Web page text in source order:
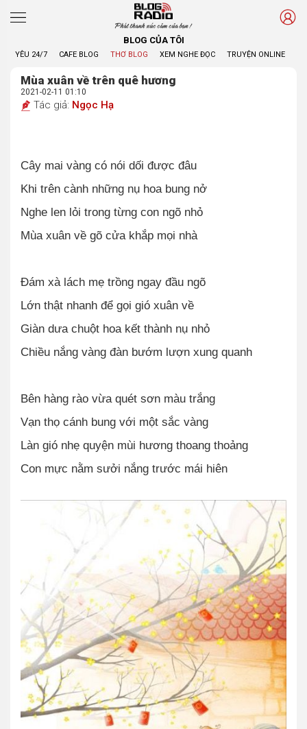
Phát thanh xúc cảm của bạn !
BLOG CỦA TÔI
YÊU 24/7 CAFE BLOG THƠ BLOG XEM NGHE ĐỌC TRUYỆN ONLINE
Mùa xuân về trên quê hương
2021-02-11 01:10
Tác giả: Ngọc Hạ
Cây mai vàng có nói dối được đâu
Khi trên cành những nụ hoa bung nở
Nghe len lỏi trong từng con ngõ nhỏ
Mùa xuân về gõ cửa khắp mọi nhà
Đám xà lách mẹ trồng ngay đầu ngõ
Lớn thật nhanh để gọi gió xuân về
Giàn dưa chuột hoa kết thành nụ nhỏ
Chiều nắng vàng đàn bướm lượn xung quanh
Bên hàng rào vừa quét sơn màu trắng
Vạn thọ cánh bung với một sắc vàng
Làn gió nhẹ quyện mùi hương thoang thoảng
Con mực nằm sưởi nắng trước mái hiên